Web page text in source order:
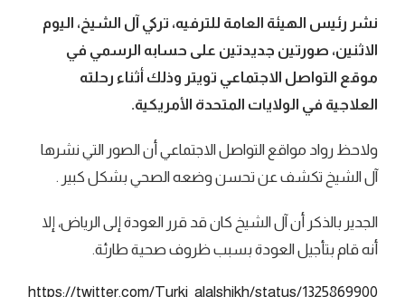
نشر رئيس الهيئة العامة للترفيه، تركي آل الشيخ، اليوم
الاثنين، صورتين جديدتين على حسابه الرسمي في
موقع التواصل الاجتماعي تويتر وذلك أثناء رحلته
العلاجية في الولايات المتحدة الأمريكية.
ولاحظ رواد مواقع التواصل الاجتماعي أن الصور التي نشرها
آل الشيخ تكشف عن تحسن وضعه الصحي بشكل كبير .
الجدير بالذكر أن آل الشيخ كان قد قرر العودة إلى الرياض، إلا
أنه قام بتأجيل العودة بسبب ظروف صحية طارئة.
https://twitter.com/Turki_alalshikh/status/1325869900